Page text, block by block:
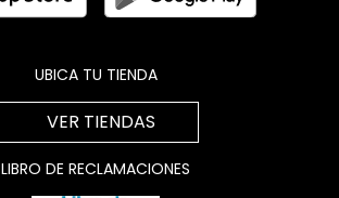
UBICA TU TIENDA
VER TIENDAS
LIBRO DE RECLAMACIONES